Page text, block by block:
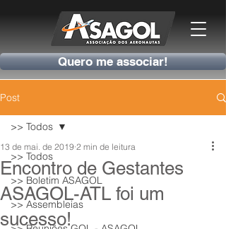
Quero me associar!
Post
>> Todos
>> Boletim ASAGOL
>> Assembleias
>> Todos
Encontro de Gestantes
ASAGOL-ATL foi um
sucesso!
13 de mai. de 2019 2 min de leitura